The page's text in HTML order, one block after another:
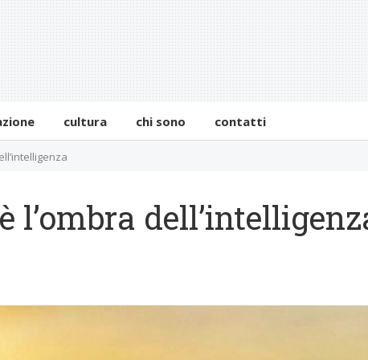
cultura chi sono contatti
l’ombra